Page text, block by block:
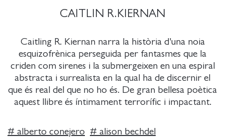
CAITLIN R.KIERNAN
Caitling R. Kiernan narra la història d'una noia
esquizofrènica perseguida per fantasmes que la
criden com sirenes i la submergeixen en una espiral
abstracta i surrealista en la qual ha de discernir el
que és real del que no ho és. De gran bellesa poètica
aquest llibre és íntimament terrorífic i impactant.
# alberto conejero # alison bechdel